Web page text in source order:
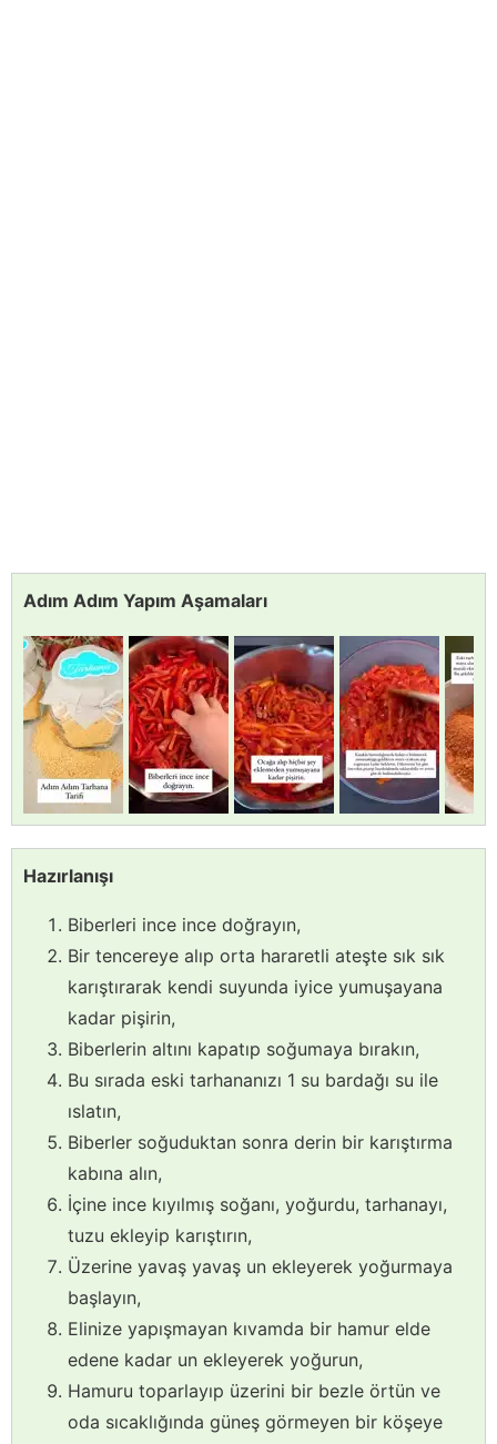
Adım Adım Yapım Aşamaları
Hazırlanışı
Biberleri ince ince doğrayın,
Bir tencereye alıp orta hararetli ateşte sık sık
karıştırarak kendi suyunda iyice yumuşayana
kadar pişirin,
Biberlerin altını kapatıp soğumaya bırakın,
Bu sırada eski tarhananızı 1 su bardağı su ile
ıslatın,
Biberler soğuduktan sonra derin bir karıştırma
kabına alın,
İçine ince kıyılmış soğanı, yoğurdu, tarhanayı,
tuzu ekleyip karıştırın,
Üzerine yavaş yavaş un ekleyerek yoğurmaya
başlayın,
Elinize yapışmayan kıvamda bir hamur elde
edene kadar un ekleyerek yoğurun,
Hamuru toparlayıp üzerini bir bezle örtün ve
oda sıcaklığında güneş görmeyen bir köşeye